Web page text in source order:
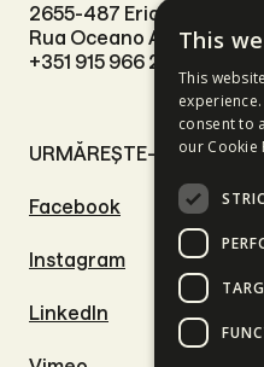
2655-487 Ericeira
Rua Oceano Atlântico 7.
+351 915 966 224
URMĂREȘTE-NE
Facebook
Instagram
LinkedIn
This
This
consent to
our Cookie